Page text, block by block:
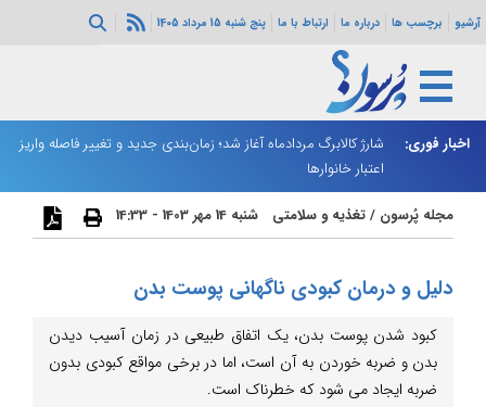
آرشیو برچسب ها درباره ما ارتباط با ما پنج شنبه 15 مرداد 1405
اخبار فوری:
هرمز ادامه
شارژ کالابرگ مردادماه آغاز شد؛ زمان‌بندی جدید و تغییر فاصله واریز
اعتبار خانوارها
مجله پُرسون /تغذیه و سلامتی شنبه 14 مهر 1403 - 14:33
دلیل و درمان کبودی ناگهانی پوست بدن
کبود شدن پوست بدن، یک اتفاق طبیعی در زمان آسیب دیدن
بدن و ضربه خوردن به آن است، اما در برخی مواقع کبودی بدون
ضربه ایجاد می شود که خطرناک است.